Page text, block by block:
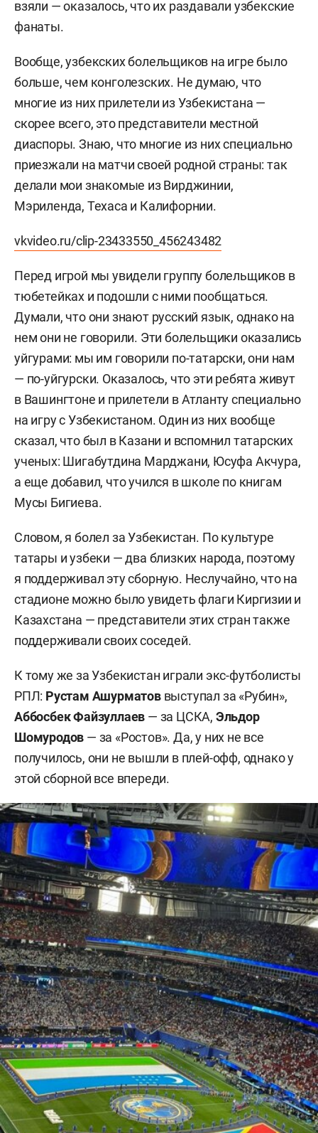
взяли — оказалось, что их раздавали узбекские
фанаты.
Вообще, узбекских болельщиков на игре было
больше, чем конголезских. Не думаю, что
многие из них прилетели из Узбекистана —
скорее всего, это представители местной
диаспоры. Знаю, что многие из них специально
приезжали на матчи своей родной страны: так
делали мои знакомые из Вирджинии,
Мэриленда, Техаса и Калифорнии.
vkvideo.ru/clip-23433550_456243482
Перед игрой мы увидели группу болельщиков в
тюбетейках и подошли с ними пообщаться.
Думали, что они знают русский язык, однако на
нем они не говорили. Эти болельщики оказались
уйгурами: мы им говорили по-татарски, они нам
— по-уйгурски. Оказалось, что эти ребята живут
в Вашингтоне и прилетели в Атланту специально
на игру с Узбекистаном. Один из них вообще
сказал, что был в Казани и вспомнил татарских
ученых: Шигабутдина Марджани, Юсуфа Акчура,
а еще добавил, что учился в школе по книгам
Мусы Бигиева.
Словом, я болел за Узбекистан. По культуре
татары и узбеки — два близких народа, поэтому
я поддерживал эту сборную. Неслучайно, что на
стадионе можно было увидеть флаги Киргизии и
Казахстана — представители этих стран также
поддерживали своих соседей.
К тому же за Узбекистан играли экс-футболисты
РПЛ: Рустам Ашурматов выступал за «Рубин»,
Аббосбек Файзуллаев — за ЦСКА, Эльдор
Шомуродов — за «Ростов». Да, у них не все
получилось, они не вышли в плей-офф, однако у
этой сборной все впереди.